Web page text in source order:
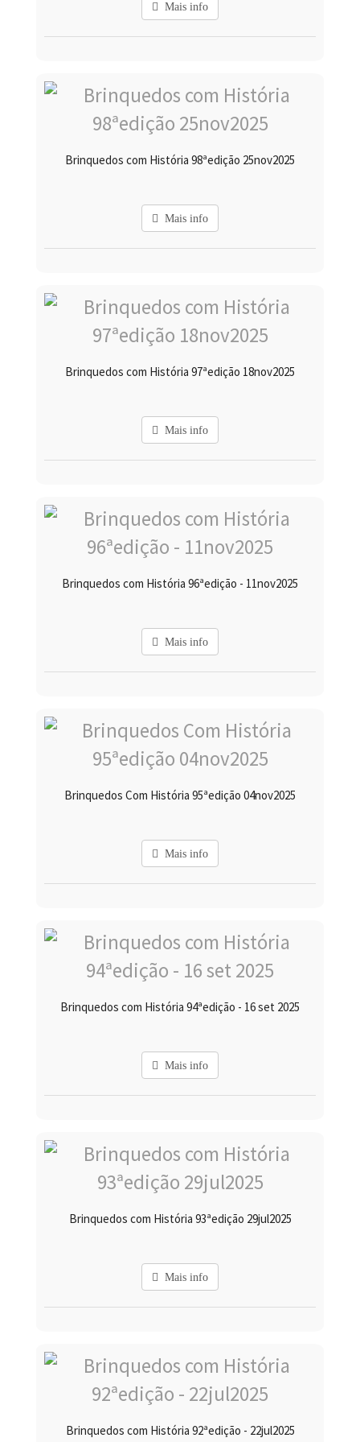
Mais info
Brinquedos com História 98ªedição 25nov2025
Mais info
Brinquedos com História 97ªedição 18nov2025
Mais info
Brinquedos com História 96ªedição - 11nov2025
Mais info
Brinquedos Com História 95ªedição 04nov2025
Mais info
Brinquedos com História 94ªedição - 16 set 2025
Mais info
Brinquedos com História 93ªedição 29jul2025
Mais info
Brinquedos com História 92ªedição - 22jul2025